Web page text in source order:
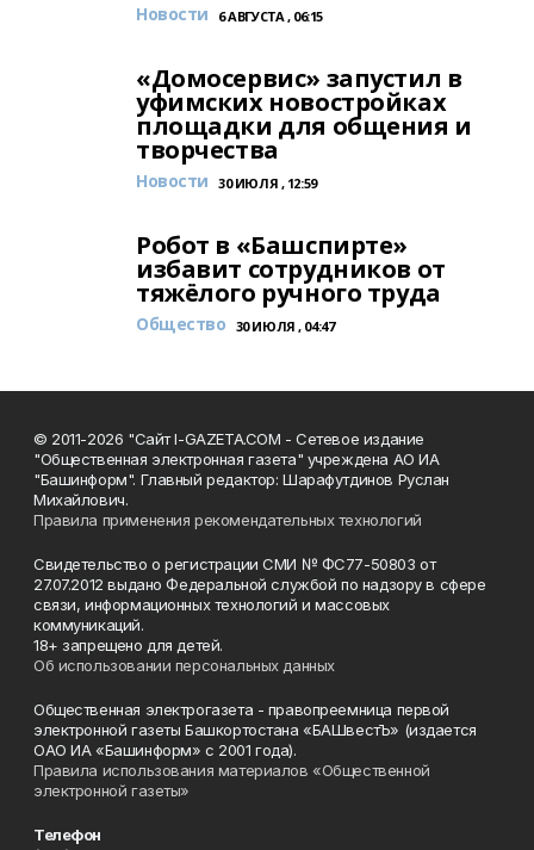
Новости 6 АВГУСТА , 06:15
«Домосервис» запустил в
уфимских новостройках
площадки для общения и
творчества
Новости 30 ИЮЛЯ , 12:59
Робот в «Башспирте»
избавит сотрудников от
тяжёлого ручного труда
Общество 30 ИЮЛЯ , 04:47
© 2011-2026 "Сайт I-GAZETA.COM - Сетевое издание
"Общественная электронная газета" учреждена АО ИА
"Башинформ". Главный редактор: Шарафутдинов Руслан
Михайлович.
Правила применения рекомендательных технологий
Свидетельство о регистрации СМИ № ФС77-50803 от
27.07.2012 выдано Федеральной службой по надзору в сфере
связи, информационных технологий и массовых
коммуникаций.
18+ запрещено для детей.
Об использовании персональных данных
Общественная электрогазета - правопреемница первой
электронной газеты Башкортостана «БАШвестЪ» (издается
ОАО ИА «Башинформ» с 2001 года).
Правила использования материалов «Общественной
электронной газеты»
Телефон